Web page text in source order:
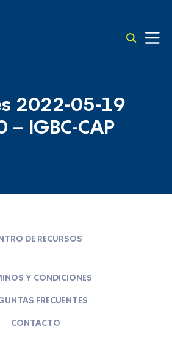
2022-05-19
IGBC-CAP
DE RECURSOS
Y CONDICIONES
FRECUENTES
CONTACTO